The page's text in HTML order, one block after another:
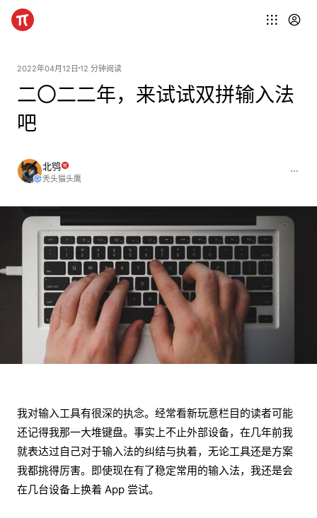
2022年04月12日 12 分钟阅读
二〇二二年，来试试双拼输入法
吧
北鸮
秃头猫头鹰
我对输入工具有很深的执念。经常看新玩意栏目的读者可能
还记得我那一大堆键盘。事实上不止外部设备，在几年前我
就表达过自己对于输入法的纠结与执着，无论工具还是方案
我都挑得厉害。即使现在有了稳定常用的输入法，我还是会
在几台设备上换着 App 尝试。